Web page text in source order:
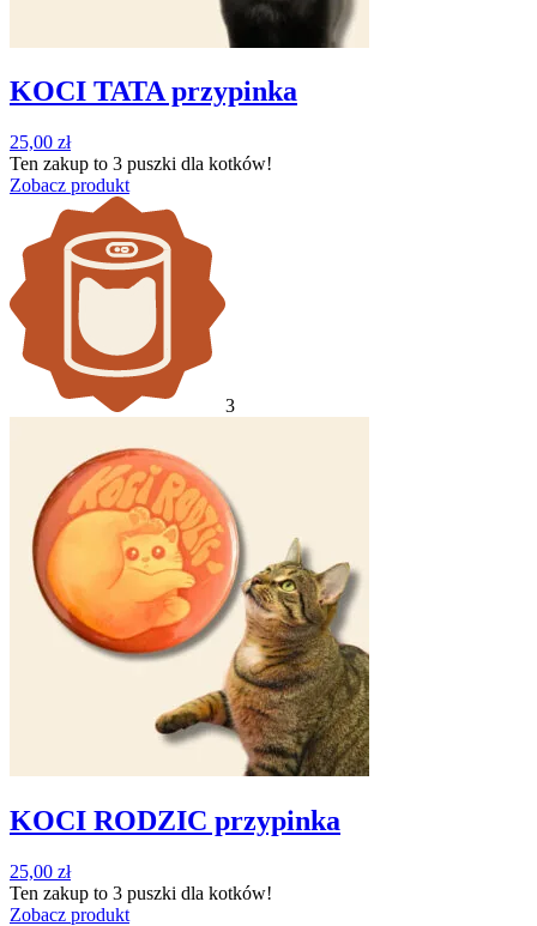
KOCI TATA przypinka
25,00 zł
Ten zakup to 3 puszki dla kotków!
Zobacz produkt
3
KOCI RODZIC przypinka
25,00 zł
Ten zakup to 3 puszki dla kotków!
Zobacz produkt